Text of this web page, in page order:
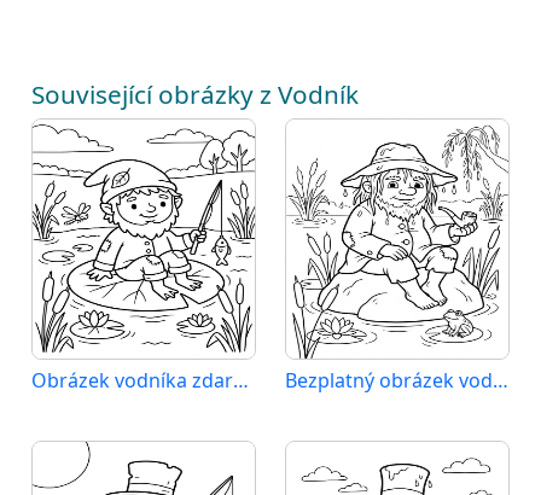
Související obrázky z Vodník
Obrázek vodníka zdarma Bezplatný obrázek vodníka